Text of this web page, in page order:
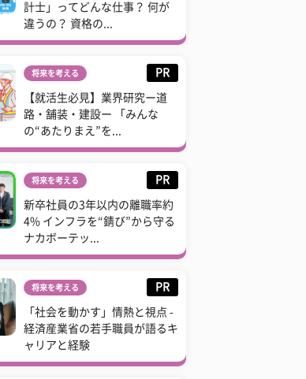
計士」ってどんな仕事？ 何が
違うの？ 資格の...
将来を考える PR
【就活生必見】業界研究ー道
路・舗装・建設ー 「みんな
の“あたりまえ”を...
将来を考える PR
新卒社員の3年以内の離職率約
4% インフラを“錆び”から守る
ナカボーテッ...
将来を考える PR
「社会を動かす」情熱と視点 -
経済産業省の若手職員が語るキ
ャリアと経験